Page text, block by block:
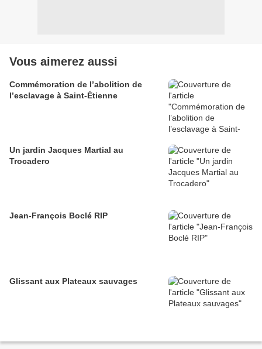
Vous aimerez aussi
Commémoration de l’abolition de
l’esclavage à Saint-Étienne
Un jardin Jacques Martial au
Trocadero
Jean-François Boclé RIP
Glissant aux Plateaux sauvages